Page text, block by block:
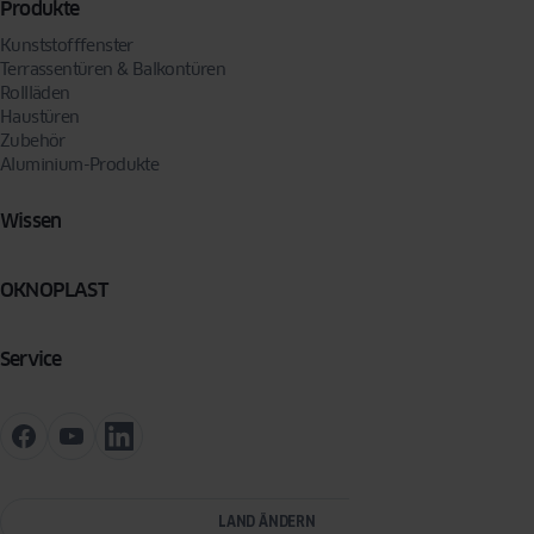
Produkte
Kunststofffenster
Terrassentüren & Balkontüren
Rollläden
Haustüren
Zubehör
Aluminium-Produkte
Wissen
OKNOPLAST
Service
LAND ÄNDERN